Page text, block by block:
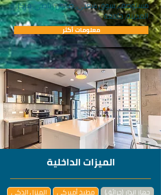
مستوصف, سوق شعبي, صالون رياضي, مركز
المدينة, جامعة
معلومات أكثر
الميزات الداخلية
المنزل الذكي مطبخ أميركي جهاز إنذار (حرائق)